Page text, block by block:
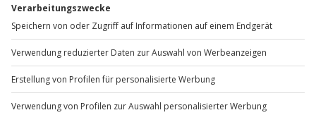
Sichere Dir attraktive Firmenkunden Vorteile.
+49 89 / 60 60 89 700
Mo-Fr: 9-17 Uhr
b2b@jochen-schweizer.de